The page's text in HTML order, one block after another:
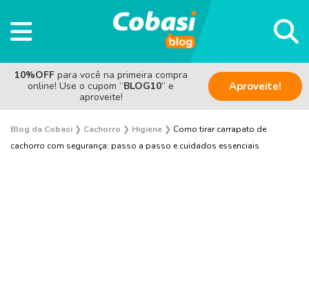
10%OFF para você na primeira compra
online! Use o cupom “BLOG10” e
aproveite!
Aproveite!
Blog da Cobasi ❯ Cachorro ❯ Higiene ❯ Como tirar carrapato de
cachorro com segurança: passo a passo e cuidados essenciais